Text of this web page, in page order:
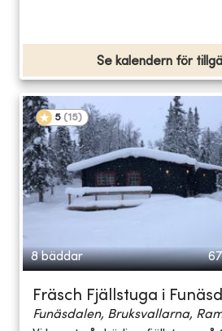
Se kalendern för
5 (15)
8 bäddar
Fräsch Fjällstuga i
Funäsdalen, Bruksvallarna,